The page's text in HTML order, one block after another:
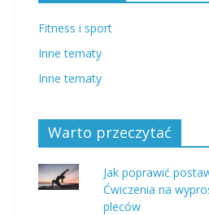
Fitness i sport
Inne tematy
Inne tematy
Warto przeczytać
Jak poprawić
Ćwiczenia na
pleców